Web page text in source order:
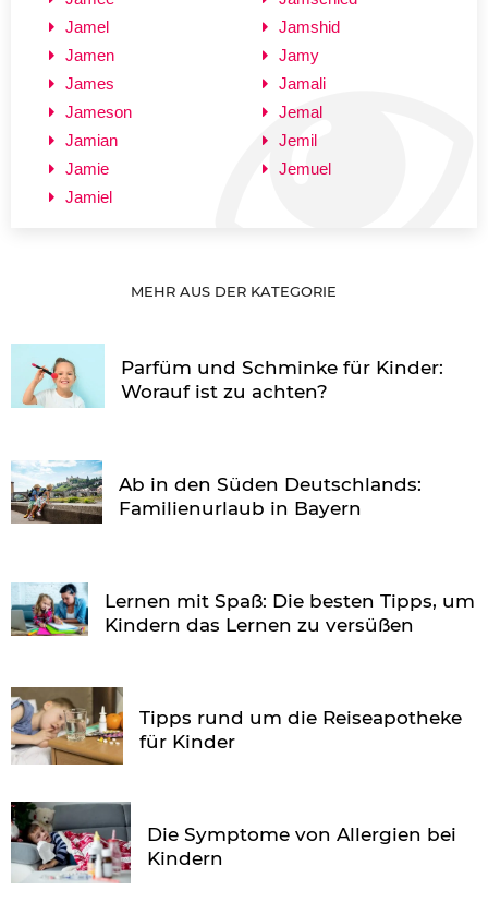
Jamel
Jamen
James
Jameson
Jamian
Jamie
Jamiel
Jamshid
Jamy
Jamali
Jemal
Jemil
Jemuel
MEHR AUS DER KATEGORIE
Parfüm und Schminke für Kinder:
Worauf ist zu achten?
Ab in den Süden Deutschlands:
Familienurlaub in Bayern
Lernen mit Spaß: Die besten Tipps, um
Kindern das Lernen zu versüßen
Tipps rund um die Reiseapotheke
für Kinder
Die Symptome von Allergien bei
Kindern